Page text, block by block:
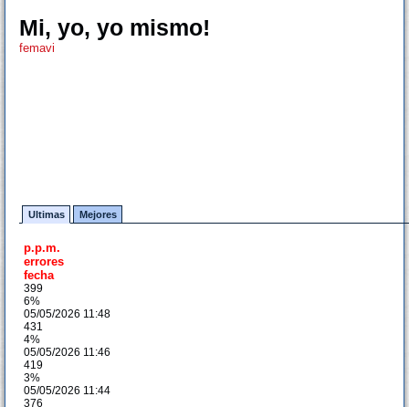
Mi, yo, yo mismo!
femavi
Ultimas Mejores
p.p.m.
errores
fecha
399
6%
05/05/2026 11:48
431
4%
05/05/2026 11:46
419
3%
05/05/2026 11:44
376